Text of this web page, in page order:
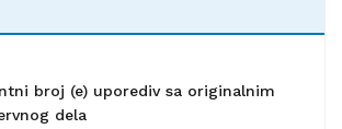
broj (e) uporediv sa originalnim
dela